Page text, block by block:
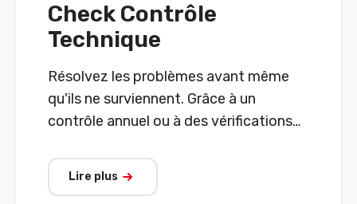
Check Contrôle
Technique
Résolvez les problèmes avant même
qu'ils ne surviennent. Grâce à un
contrôle annuel ou à des vérifications
Lire plus